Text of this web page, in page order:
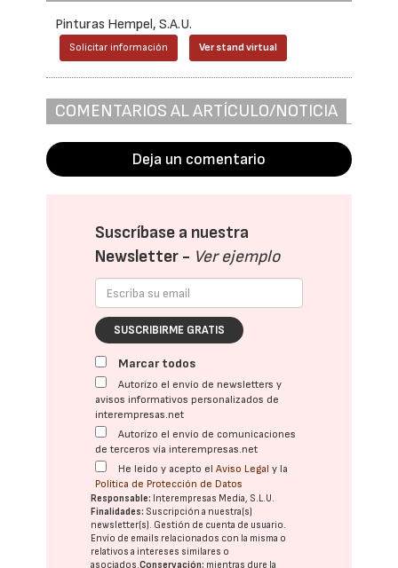
Pinturas Hempel, S.A.U.
Solicitar información Ver stand virtual
COMENTARIOS AL ARTÍCULO/NOTICIA
Deja un comentario
Suscríbase a nuestra
Newsletter - Ver ejemplo
SUSCRIBIRME GRATIS
Marcar todos
Autorizo el envío de newsletters y
avisos informativos personalizados de
interempresas.net
Autorizo el envío de comunicaciones
de terceros vía interempresas.net
He leído y acepto elAviso Legal y la
Política de Protección de Datos
Responsable: Interempresas Media, S.L.U.
Finalidades: Suscripción a nuestra(s)
newsletter(s). Gestión de cuenta de usuario.
Envío de emails relacionados con la misma o
relativos a intereses similares o
asociados.Conservación: mientras dure la